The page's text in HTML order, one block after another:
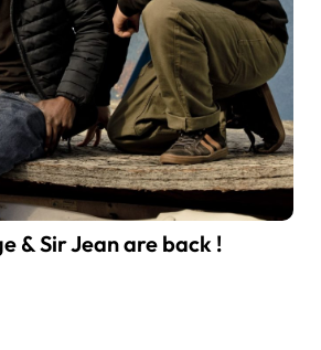
& Sir Jean are back !